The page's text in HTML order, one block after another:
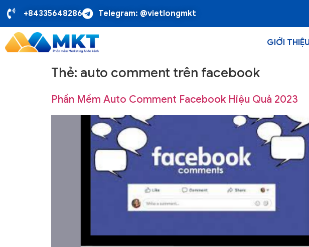
+84335648286 Telegram: @vietlongmkt
GIỚI THIỆU
Thẻ: auto comment trên facebook
Phần Mềm Auto Comment Facebook Hiệu Quả 2023